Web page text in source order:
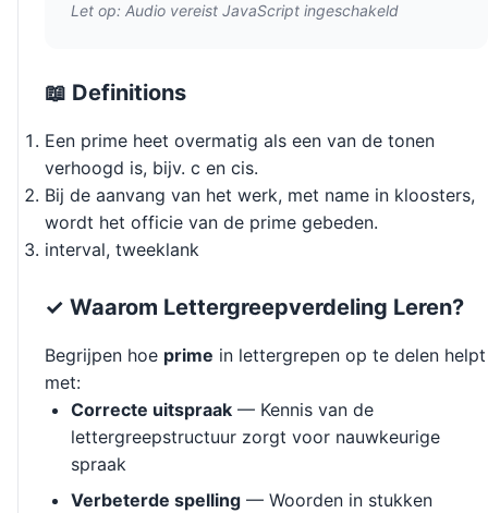
Let op: Audio vereist JavaScript ingeschakeld
📖 Definitions
Een prime heet overmatig als een van de tonen
verhoogd is, bijv. c en cis.
Bij de aanvang van het werk, met name in kloosters,
wordt het officie van de prime gebeden.
interval, tweeklank
✓ Waarom Lettergreepverdeling Leren?
Begrijpen hoe prime in lettergrepen op te delen helpt
met:
Correcte uitspraak — Kennis van de
lettergreepstructuur zorgt voor nauwkeurige
spraak
Verbeterde spelling — Woorden in stukken